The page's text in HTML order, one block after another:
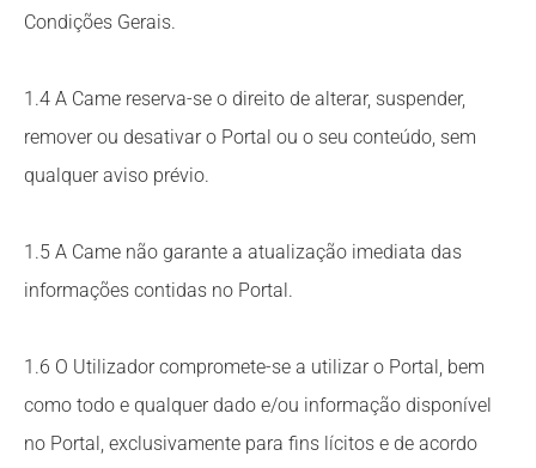
Condições Gerais.
1.4 A Came reserva-se o direito de alterar, suspender,
remover ou desativar o Portal ou o seu conteúdo, sem
qualquer aviso prévio.
1.5 A Came não garante a atualização imediata das
informações contidas no Portal.
1.6 O Utilizador compromete-se a utilizar o Portal, bem
como todo e qualquer dado e/ou informação disponível
no Portal, exclusivamente para fins lícitos e de acordo